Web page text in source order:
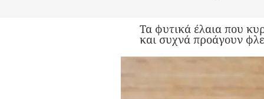
Τα φυτικά έλαια που
και συχνά προάγουν